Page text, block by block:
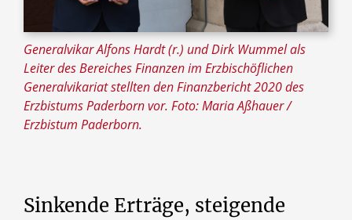
Generalvikar Alfons Hardt (r.) und Dirk Wummel als
Leiter des Bereiches Finanzen im Erzbischöflichen
Generalvikariat stellten den Finanzbericht 2020 des
Erzbistums Paderborn vor. Foto: Maria Aßhauer /
Erzbistum Paderborn.
Sinkende Erträge, steigende